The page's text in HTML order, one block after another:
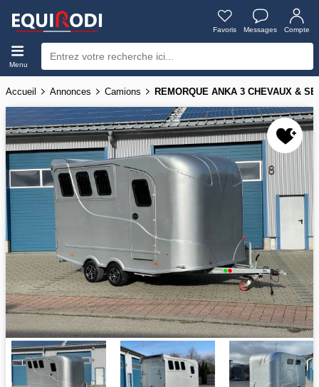
Favoris Messages Compte
Menu
Accueil Annonces Camions REMORQUE ANKA 3 CHEVAUX &